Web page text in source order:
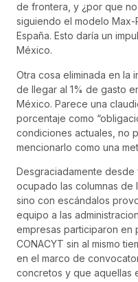
de frontera, y ¿por que
siguiendo el modelo Max-
España. Esto daría un
México.
Otra cosa eliminada en la
de llegar al 1% de gasto
México. Parece una
porcentaje como
condiciones actuales, no
mencionarlo como una
Desgraciadamente desde
ocupado las columnas de
sino con escándalos
equipo a las
empresas participaron
CONACYT sin al mismo
en el marco de
concretos y que aquellas